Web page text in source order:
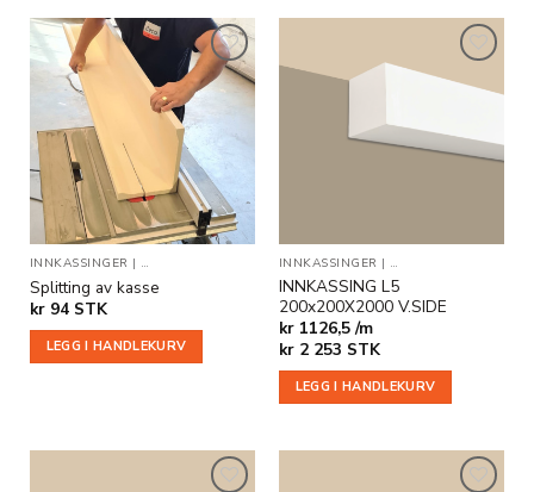
ønskeliste
INNKASSINGER | TILLEGGSPRODUKTER|TJENESTE
Splitting av kasse
kr94 STK
LEGG I HANDLEKURV
ønskeliste
INNKASSINGER | INDIREKTE
INNKASSING L5
200x200X2000 V.SIDE
kr 1126,5 /m
kr2 253 STK
LEGG I HANDLEKURV